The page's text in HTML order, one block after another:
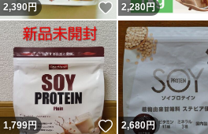
2,390円 いいね！
2,280円
1,799円 いいね！
2,680円